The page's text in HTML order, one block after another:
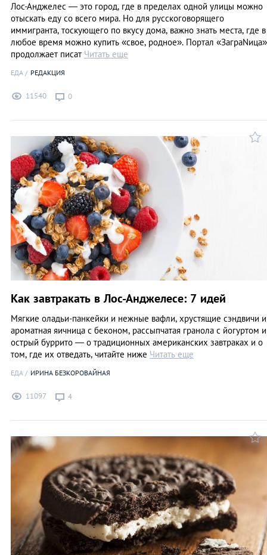
Лос-Анджелес — это город, где в пределах одной улицы можно
отыскать еду со всего мира. Но для русскоговорящего
иммигранта, тоскующего по вкусу дома, важно знать места, где в
любое время можно купить «свое, родное». Портал «ЗаграNица»
продолжает писат Читать еще
ЕДА РЕДАКЦИЯ
11540 0
Как завтракать в Лос-Анджелесе: 7 идей
Мягкие оладьи-панкейки и нежные вафли, хрустящие сэндвичи и
ароматная яичница с беконом, рассыпчатая гранола с йогуртом и
острый буррито ― о традиционных американских завтраках и о
том, где их отведать, читайте ниже Читать еще
ЕДА ИРИНА БЕЗКОРОВАЙНАЯ
11097 4